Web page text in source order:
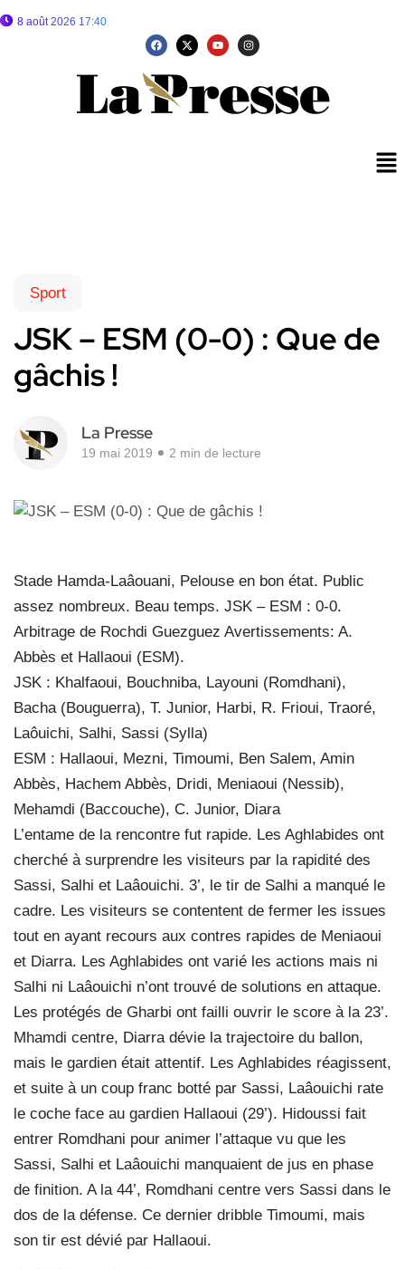
8 août 2026 17:40
Sport
JSK – ESM (0-0) : Que de
gâchis !
La Presse
19 mai 2019 2 min de lecture
Stade Hamda-Laâouani, Pelouse en bon état. Public
assez nombreux. Beau temps. JSK – ESM : 0-0.
Arbitrage de Rochdi Guezguez Avertissements: A.
Abbès et Hallaoui (ESM).
JSK : Khalfaoui, Bouchniba, Layouni (Romdhani),
Bacha (Bouguerra), T. Junior, Harbi, R. Frioui, Traoré,
Laôuichi, Salhi, Sassi (Sylla)
ESM : Hallaoui, Mezni, Timoumi, Ben Salem, Amin
Abbès, Hachem Abbès, Dridi, Meniaoui (Nessib),
Mehamdi (Baccouche), C. Junior, Diara
L’entame de la rencontre fut rapide. Les Aghlabides ont
cherché à surprendre les visiteurs par la rapidité des
Sassi, Salhi et Laâouichi. 3’, le tir de Salhi a manqué le
cadre. Les visiteurs se contentent de fermer les issues
tout en ayant recours aux contres rapides de Meniaoui
et Diarra. Les Aghlabides ont varié les actions mais ni
Salhi ni Laâouichi n’ont trouvé de solutions en attaque.
Les protégés de Gharbi ont failli ouvrir le score à la 23’.
Mhamdi centre, Diarra dévie la trajectoire du ballon,
mais le gardien était attentif. Les Aghlabides réagissent,
et suite à un coup franc botté par Sassi, Laâouichi rate
le coche face au gardien Hallaoui (29’). Hidoussi fait
entrer Romdhani pour animer l’attaque vu que les
Sassi, Salhi et Laâouichi manquaient de jus en phase
de finition. A la 44’, Romdhani centre vers Sassi dans le
dos de la défense. Ce dernier dribble Timoumi, mais
son tir est dévié par Hallaoui.